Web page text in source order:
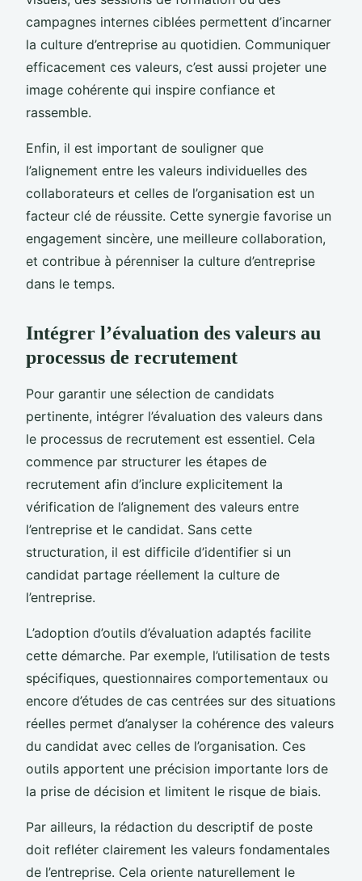
campagnes internes ciblées permettent d’incarner
la culture d’entreprise au quotidien. Communiquer
efficacement ces valeurs, c’est aussi projeter une
image cohérente qui inspire confiance et
rassemble.
Enfin, il est important de souligner que
l’alignement entre les valeurs individuelles des
collaborateurs et celles de l’organisation est un
facteur clé de réussite. Cette synergie favorise un
engagement sincère, une meilleure collaboration,
et contribue à pérenniser la culture d’entreprise
dans le temps.
Intégrer l’évaluation des valeurs au
processus de recrutement
Pour garantir une sélection de candidats
pertinente, intégrer l’évaluation des valeurs dans
le processus de recrutement est essentiel. Cela
commence par structurer les étapes de
recrutement afin d’inclure explicitement la
vérification de l’alignement des valeurs entre
l’entreprise et le candidat. Sans cette
structuration, il est difficile d’identifier si un
candidat partage réellement la culture de
l’entreprise.
L’adoption d’outils d’évaluation adaptés facilite
cette démarche. Par exemple, l’utilisation de tests
spécifiques, questionnaires comportementaux ou
encore d’études de cas centrées sur des situations
réelles permet d’analyser la cohérence des valeurs
du candidat avec celles de l’organisation. Ces
outils apportent une précision importante lors de
la prise de décision et limitent le risque de biais.
Par ailleurs, la rédaction du descriptif de poste
doit refléter clairement les valeurs fondamentales
de l’entreprise. Cela oriente naturellement le